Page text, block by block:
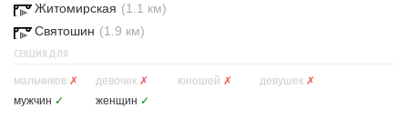
Житомирская (1.1 км)
Святошин (1.9 км)
СЕКЦИЯ ДЛЯ
мальчиков ✗ девочек ✗ юношей ✗ девушек ✗
мужчин ✓ женщин ✓